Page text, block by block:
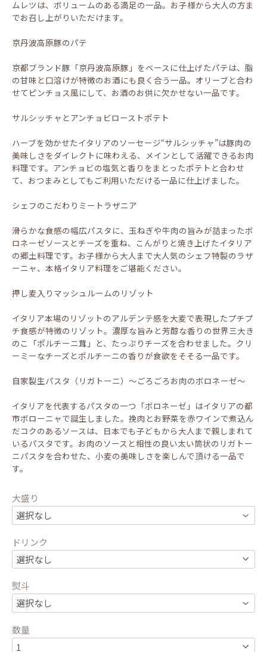
ムレツは、ボリュームのある満足の一品。お子様から大人の方ま
でお召し上がりいただけます。
京丹波高原豚のパテ
京都ブランド豚「京丹波高原豚」をベースに仕上げたパテは、脂
の甘味と口溶けが特徴のお酒にも良く合う一品。オリーブと合わ
せてピンチョス風にして、お酒のお供に欠かせない一品です。
サルシッチャとアンチョビローストポテト
ハーブを効かせたイタリアのソーセージ“サルシッチャ”は豚肉の
美味しさをダイレクトに味わえる、メインとして活躍できるお肉
料理です。アンチョビの塩気と香りをまとったポテトと合わせ
て、おつまみとしてもご利用いただける一品に仕上げました。
シェフのこだわりミートラザニア
滑らかな食感の幅広パスタに、玉ねぎや牛肉の旨みが詰まったボ
ロネーゼソースとチーズを重ね、こんがりと焼き上げたイタリア
の郷土料理です。お子様から大人まで大人気のシェフ特製のラザ
ーニャ、本格イタリア料理をご堪能ください。
押し麦入りマッシュルームのリゾット
イタリア本場のリゾットのアルデンテ感を大麦で表現したプチプ
チ食感が特徴のリゾット。濃厚な旨みと芳醇な香りの世界三大き
のこ「ポルチーニ茸」と、たっぷりチーズを合わせました。クリ
ーミーなチーズとポルチーニの香りが食欲をそそる一品です。
自家製生パスタ（リガトーニ）～ごろごろお肉のボロネーゼ～
イタリアを代表するパスタの一つ「ボロネーゼ」はイタリアの都
市ボローニャで誕生しました。挽肉とお野菜を赤ワインで煮込ん
だコクのあるソースは、日本でも子どもから大人まで親しまれて
いるパスタです。お肉のソースと相性の良い太い筒状のリガトー
ニパスタを合わせた、小麦の美味しさを楽しんで頂ける一品で
す。
大盛り
ドリンク
熨斗
数量